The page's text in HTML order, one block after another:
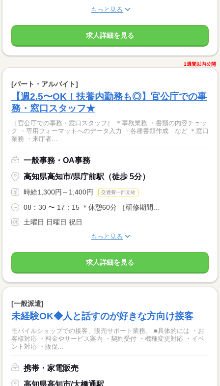
もっと見る
求人詳細を見る
1週間以内公開
[パート・アルバイト]
【週2.5〜OK！扶養内勤務も◎】官公庁での事
務・窓口スタッフ★
［官公庁での事務・窓口スタッフ］ ＊事務業務 ・書類の内容チェッ
ク ・専用フォーマットへのデータ入力 ・各種書類作成 など ＊窓口
業務 ・来庁者...
一般事務・OA事務
高知県高知市/県庁前駅（徒歩 5分）
時給1,300円～1,400円 交通費一部支給
08：30 〜 17：15 ＊休憩60分 ［研修期間...
土曜日 日曜日 祝日
もっと見る
求人詳細を見る
[一般派遣]
未経験OK◆人と話すのが好きな方向け接客
モバイルショップでの接客、販売サポート業務。 ■具体的には ・お
客様対応 ・料金やサービス案内 ・契約受付 ・機種変更対応 ・イベ
ント対応 ・販促...
携帯・家電販売